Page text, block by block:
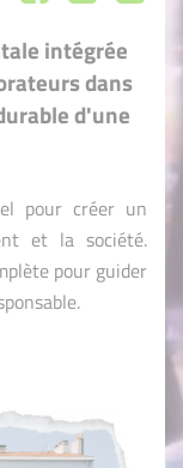
intégrée
dans
d'une
pour créer un
et la société.
pour guider